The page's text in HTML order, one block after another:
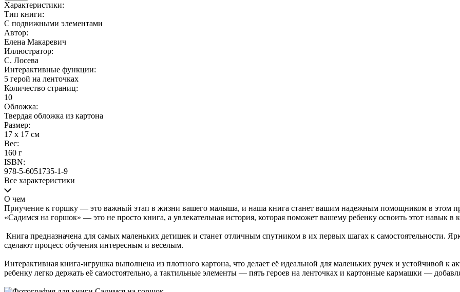
Характеристики:
Тип книги:
С подвижными элементами
Автор:
Елена Макаревич
Иллюстратор:
С. Лосева
Интерактивные функции:
5 герой на ленточках
Количество страниц:
10
Обложка:
Твердая обложка из картона
Размер:
17 х 17 см
Вес:
160 г
ISBN:
978-5-6051735-1-9
Все характеристики
О чем
Приучение к горшку — это важный этап в жизни вашего малыша, и наша книга станет вашим надежным помощником в этом
«Садимся на горшок» — это не просто книга, а увлекательная история, которая поможет вашему ребенку освоить этот навык
Книга предназначена для самых маленьких детишек и станет отличным спутником в их первых шагах к самостоятельности.
сделают процесс обучения интересным и веселым.
Интерактивная книга-игрушка выполнена из плотного картона, что делает её идеальной для маленьких ручек и устойчивой к
ребенку легко держать её самостоятельно, а тактильные элементы — пять героев на ленточках и картонные кармашки —